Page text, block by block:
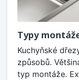
Typy
Kuchyňské
způsobů.
typ montáže.